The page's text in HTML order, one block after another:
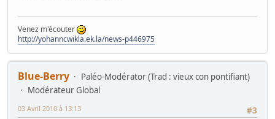
Venez m'écouter
http://yohanncwikla.ek.la/news-p446975
Blue-Berry
Paléo-Modérator (Trad : vieux con pontifiant)
Modérateur Global
#3
03 Avril 2010 à 13:13